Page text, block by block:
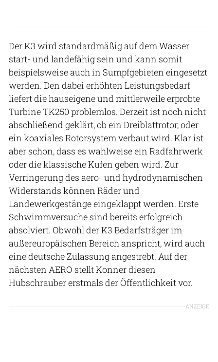
Der K3 wird standardmäßig auf dem Wasser
start- und landefähig sein und kann somit
beispielsweise auch in Sumpfgebieten eingesetzt
werden. Den dabei erhöhten Leistungsbedarf
liefert die hauseigene und mittlerweile erprobte
Turbine TK250 problemlos. Derzeit ist noch nicht
abschließend geklärt, ob ein Dreiblattrotor, oder
ein koaxiales Rotorsystem verbaut wird. Klar ist
aber schon, dass es wahlweise ein Radfahrwerk
oder die klassische Kufen geben wird. Zur
Verringerung des aero- und hydrodynamischen
Widerstands können Räder und
Landewerkgestänge eingeklappt werden. Erste
Schwimmversuche sind bereits erfolgreich
absolviert. Obwohl der K3 Bedarfsträger im
außereuropäischen Bereich anspricht, wird auch
eine deutsche Zulassung angestrebt. Auf der
nächsten AERO stellt Konner diesen
Hubschrauber erstmals der Öffentlichkeit vor.
ANZEIGE